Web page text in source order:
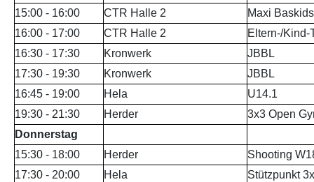
15:00 - 16:00
CTR Halle 2
Maxi Baskids
16:00 - 17:00
CTR Halle 2
Eltern-/Kind-
16:30 - 17:30
Kronwerk
JBBL
17:30 - 19:30
Kronwerk
JBBL
16:45 - 19:00
Hela
U14.1
19:30 - 21:30
Herder
3x3 Open
Donnerstag
15:30 - 18:00
Herder
Shooting
17:30 - 20:00
Hela
Stützpunkt